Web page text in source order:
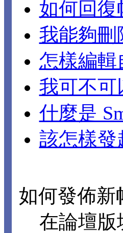
如何回復
我能夠刪
怎樣編輯
我可不可
什麼是
該怎樣發
如何發佈新
在論壇版